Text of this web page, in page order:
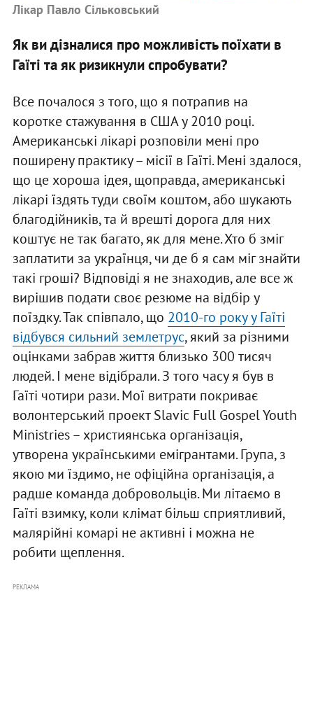
Лікар Павло Сільковський
Як ви дізналися про можливість поїхати в
Гаїті та як ризикнули спробувати?
Все почалося з того, що я потрапив на
коротке стажування в США у 2010 році.
Американські лікарі розповіли мені про
поширену практику – місії в Гаїті. Мені здалося,
що це хороша ідея, щоправда, американські
лікарі їздять туди своїм коштом, або шукають
благодійників, та й врешті дорога для них
коштує не так багато, як для мене. Хто б зміг
заплатити за українця, чи де б я сам міг знайти
такі гроші? Відповіді я не знаходив, але все ж
вирішив подати своє резюме на відбір у
поїздку. Так співпало, що 2010-го року у Гаїті
відбувся сильний землетрус, який за різними
оцінками забрав життя близько 300 тисяч
людей. І мене відібрали. З того часу я був в
Гаїті чотири рази. Мої витрати покриває
волонтерський проект Slavic Full Gospel Youth
Ministries – християнська організація,
утворена українськими емігрантами. Група, з
якою ми їздимо, не офіційна організація, а
радше команда добровольців. Ми літаємо в
Гаїті взимку, коли клімат більш сприятливий,
малярійні комарі не активні і можна не
робити щеплення.
РЕКЛАМА